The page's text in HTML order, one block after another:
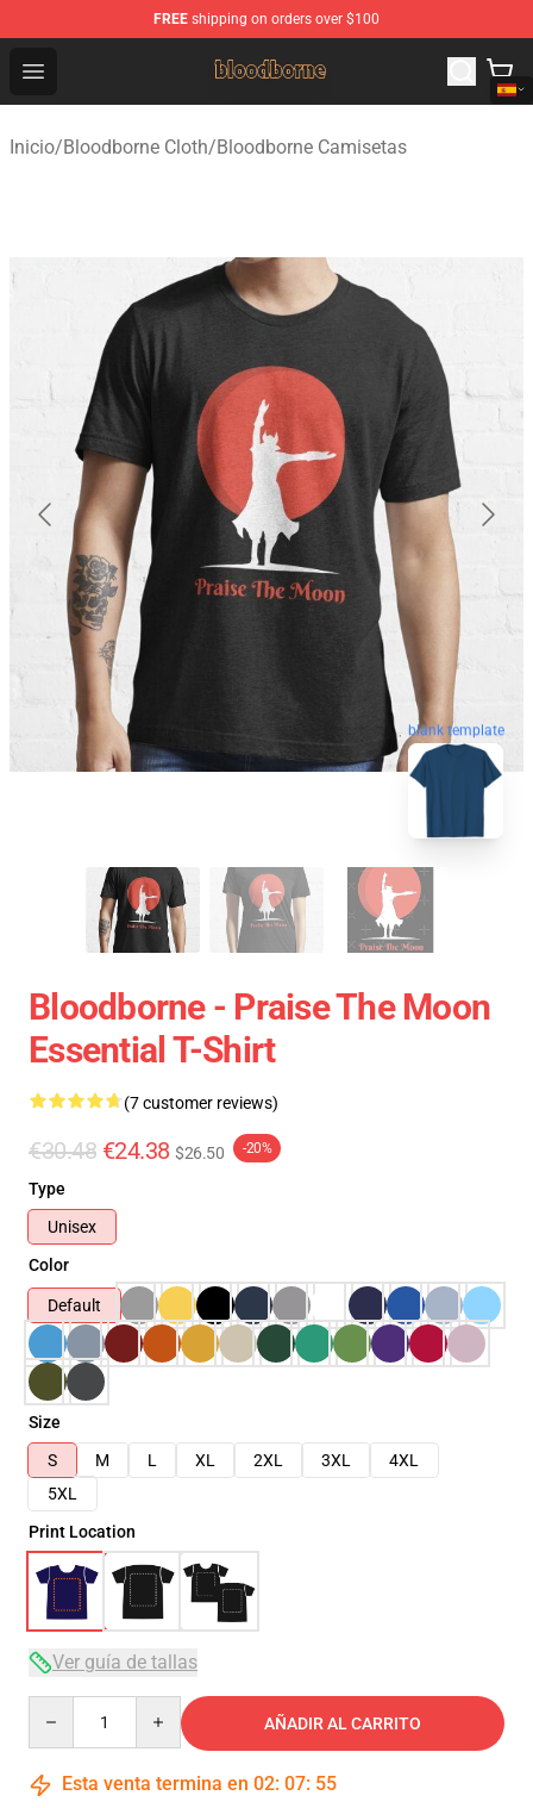
FREE shipping on orders over $100
Open menu
Bloodborne Shop - Official Bloodborne Merchandise
Inicio/Bloodborne Cloth/Bloodborne Camisetas
blank template
Bloodborne - Praise The Moon
Essential T-Shirt
(7 customer reviews)
€30.48 €24.38 $26.50 -20%
Type
Unisex
Color
Default
Size
S
M L XL 2XL 3XL
4XL
5XL
Print Location
Ver guía de tallas
AÑADIR AL CARRITO
Esta venta termina en 02: 07: 54